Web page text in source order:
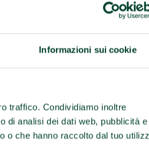
Informazioni sui cookie
traffico. Condividiamo inoltre
di analisi dei dati web, pubblicità e
o che hanno raccolto dal tuo
di Palestre che
di Reggio Emilia:
che promuovono Salute e
” della